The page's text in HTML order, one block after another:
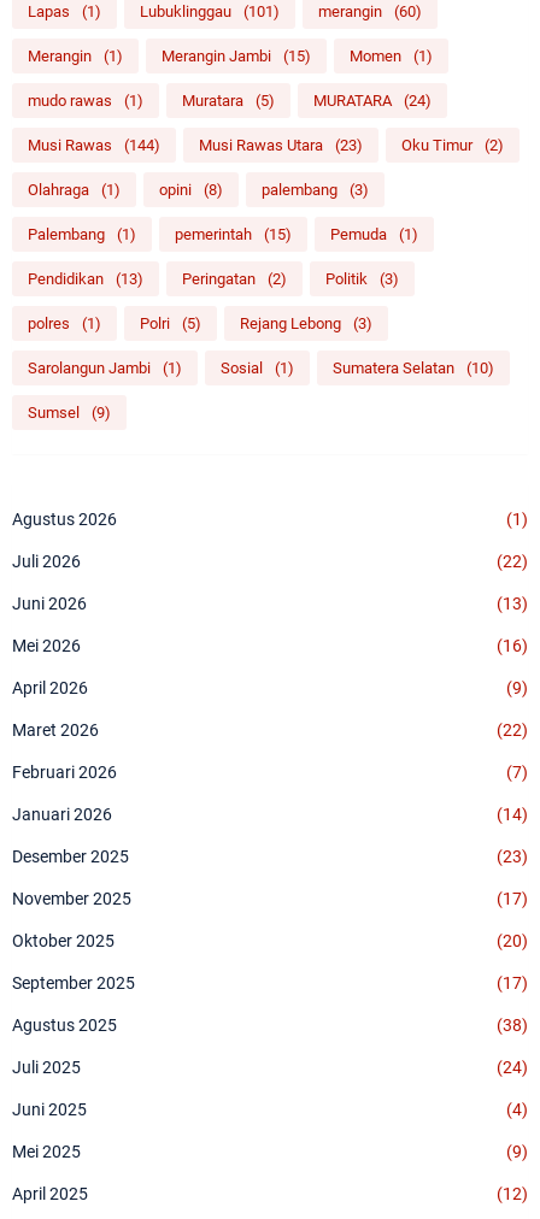
Lapas (1) Lubuklinggau (101) merangin (60)
Merangin (1) Merangin Jambi (15) Momen (1)
mudo rawas (1) Muratara (5) MURATARA (24)
Musi Rawas (144) Musi Rawas Utara (23) Oku Timur (2)
Olahraga (1) opini (8) palembang (3)
Palembang (1) pemerintah (15) Pemuda (1)
Pendidikan (13) Peringatan (2) Politik (3)
polres (1) Polri (5) Rejang Lebong (3)
Sarolangun Jambi (1) Sosial (1) Sumatera Selatan (10)
Sumsel (9)
Agustus 2026 (1)
Juli 2026 (22)
Juni 2026 (13)
Mei 2026 (16)
April 2026 (9)
Maret 2026 (22)
Februari 2026 (7)
Januari 2026 (14)
Desember 2025 (23)
November 2025 (17)
Oktober 2025 (20)
September 2025 (17)
Agustus 2025 (38)
Juli 2025 (24)
Juni 2025 (4)
Mei 2025 (9)
April 2025 (12)